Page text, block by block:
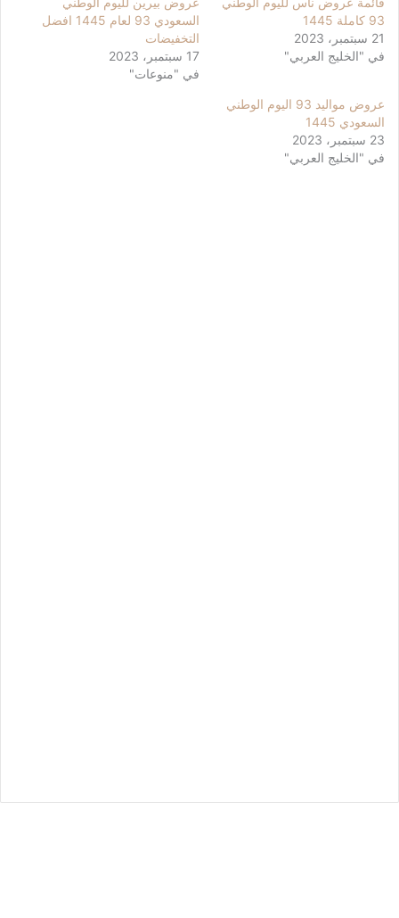
93 كاملة 1445
21 سبتمبر، 2023
في "الخليج العربي"
السعودي 93 لعام 1445 افضل
التخفيضات
17 سبتمبر، 2023
في "منوعات"
عروض مواليد 93 اليوم الوطني
السعودي 1445
23 سبتمبر، 2023
في "الخليج العربي"